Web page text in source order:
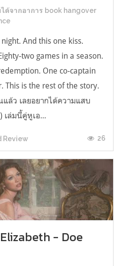
ด้จากอาการ book hangover
And this one kiss.
two games in a season.
One co-captain
This is the rest of the story.
ล้ว เลยอยากได้ความแสบ
เล่มนี้คู่หูเอ...
Review 26
- Doe